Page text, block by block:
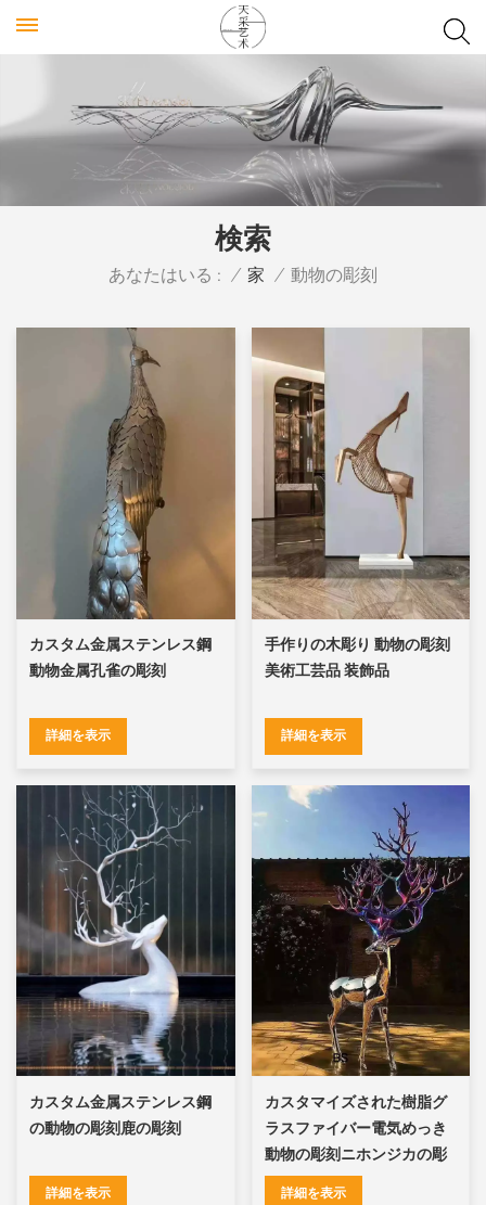
検索
あなたはいる : / 家 / 動物の彫刻
カスタム金属ステンレス鋼
動物金属孔雀の彫刻
詳細を表示
手作りの木彫り 動物の彫刻
美術工芸品 装飾品
詳細を表示
カスタム金属ステンレス鋼
の動物の彫刻鹿の彫刻
詳細を表示
カスタマイズされた樹脂グ
ラスファイバー電気めっき
動物の彫刻ニホンジカの彫
刻
詳細を表示